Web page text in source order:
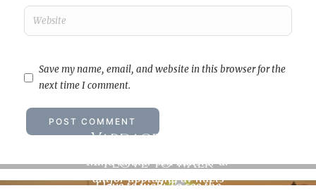
Save my name, email, and website in this browser for the
next time I comment.
Vardagens rymd
Mina tankar och känslor är
alltför upptagna av nuets
I love to walk
I love to walk To see the